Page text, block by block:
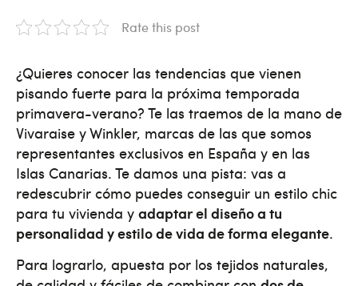
Rate this post
¿Quieres conocer las tendencias que vienen
pisando fuerte para la próxima temporada
primavera-verano? Te las traemos de la mano de
Vivaraise y Winkler, marcas de las que somos
representantes exclusivos en España y en las
Islas Canarias. Te damos una pista: vas a
redescubrir cómo puedes conseguir un estilo chic
para tu vivienda y adaptar el diseño a tu
personalidad y estilo de vida de forma elegante.
Para lograrlo, apuesta por los tejidos naturales,